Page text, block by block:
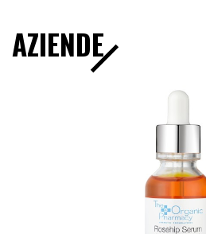
AZIENDE